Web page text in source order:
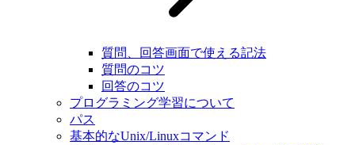
質問、回答画面で使える記法
質問のコツ
回答のコツ
プログラミング学習について
パス
基本的なUnix/Linuxコマンド